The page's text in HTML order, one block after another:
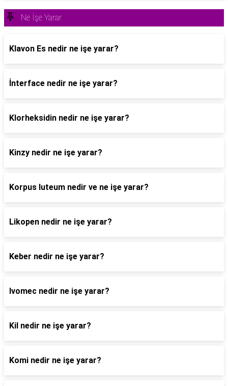
Ne İşe Yarar
Klavon Es nedir ne işe yarar?
İnterface nedir ne işe yarar?
Klorheksidin nedir ne işe yarar?
Kinzy nedir ne işe yarar?
Korpus luteum nedir ve ne işe yarar?
Likopen nedir ne işe yarar?
Keber nedir ne işe yarar?
Ivomec nedir ne işe yarar?
Kil nedir ne işe yarar?
Komi nedir ne işe yarar?